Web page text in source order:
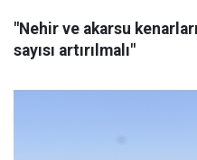
"Nehir ve akarsu
sayısı artırılmalı"